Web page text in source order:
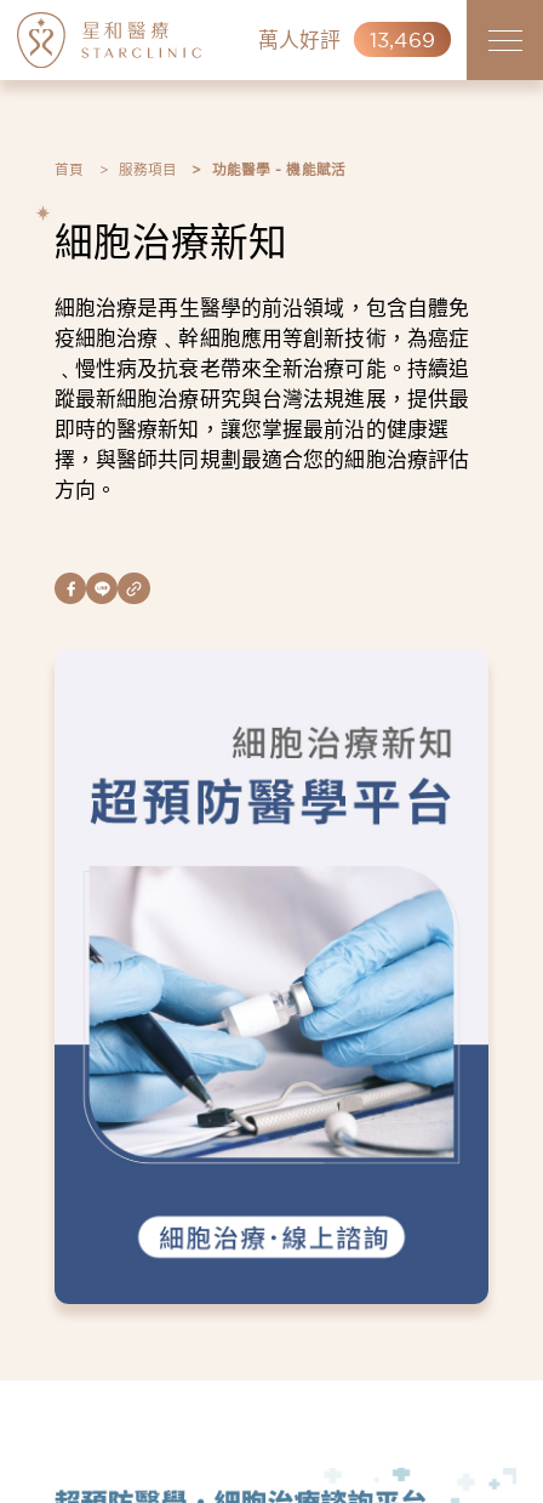
萬人好評 13,469
首頁 服務項目 功能醫學 - 機能賦活
細胞治療新知
細胞治療是再生醫學的前沿領域，包含自體免
疫細胞治療﹑幹細胞應用等創新技術，為癌症
﹑慢性病及抗衰老帶來全新治療可能。持續追
蹤最新細胞治療研究與台灣法規進展，提供最
即時的醫療新知，讓您掌握最前沿的健康選
擇，與醫師共同規劃最適合您的細胞治療評估
方向。